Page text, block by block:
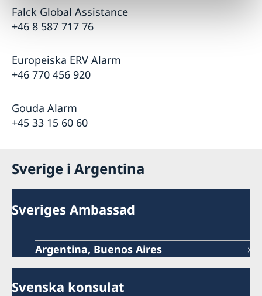
Falck Global Assistance
+46 8 587 717 76
Europeiska ERV Alarm
+46 770 456 920
Gouda Alarm
+45 33 15 60 60
Sverige i Argentina
Sveriges Ambassad
Argentina, Buenos Aires
Svenska konsulat